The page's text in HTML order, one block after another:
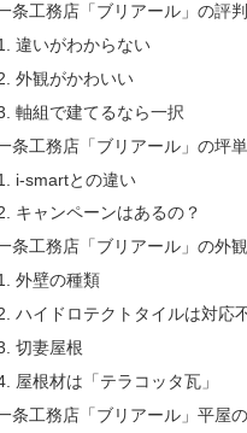
条工務店「ブリアール」の評
違いがわからない
外観がかわいい
軸組で建てるなら一択
条工務店「ブリアール」の坪
i-smartとの違い
キャンペーンはあるの？
条工務店「ブリアール」の外
外壁の種類
ハイドロテクトタイルは対応
切妻屋根
屋根材は「テラコッタ瓦」
条工務店「ブリアール」平屋